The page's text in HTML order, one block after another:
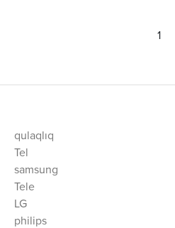
1
qulaqlıq
Tel
samsung
Tele
LG
philips